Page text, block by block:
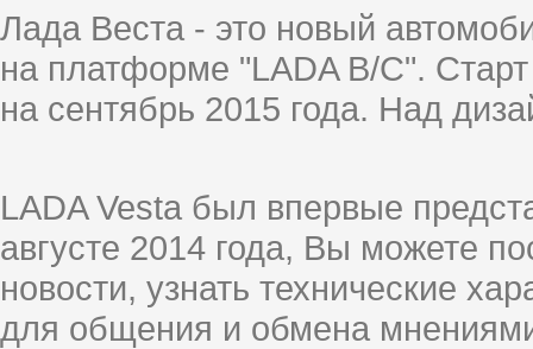
Лада Веста - это новый
на платформе "LADA B/C".
на сентябрь 2015 года. Над
LADA Vesta был впервые
августе 2014 года, Вы можете
новости, узнать технические
для общения и обмена